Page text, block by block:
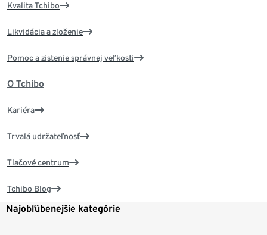
Kvalita Tchibo
Likvidácia a zloženie
Pomoc a zistenie správnej veľkosti
O Tchibo
Kariéra
Trvalá udržateľnosť
Tlačové centrum
Tchibo Blog
Najobľúbenejšie kategórie